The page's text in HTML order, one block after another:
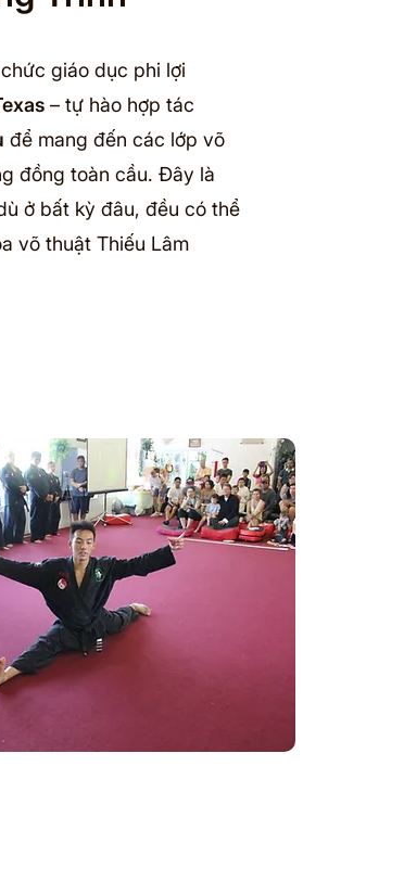
giáo dục phi lợi
– tự hào hợp tác
để mang đến các lớp võ
đồng toàn cầu. Đây là
ở bất kỳ đâu, đều có thể
võ thuật Thiếu Lâm